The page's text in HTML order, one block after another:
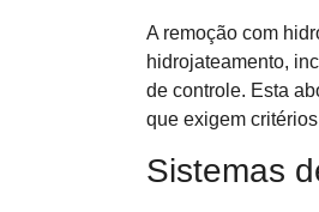
A remoção com
hidrojateamento,
de controle. Esta
que exigem
Sistemas